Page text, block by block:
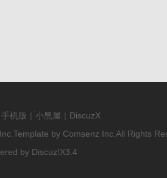
手机版 | 小黑屋 | DiscuzX
Template by Comsenz Inc. All Rights
by Discuz!X3.4